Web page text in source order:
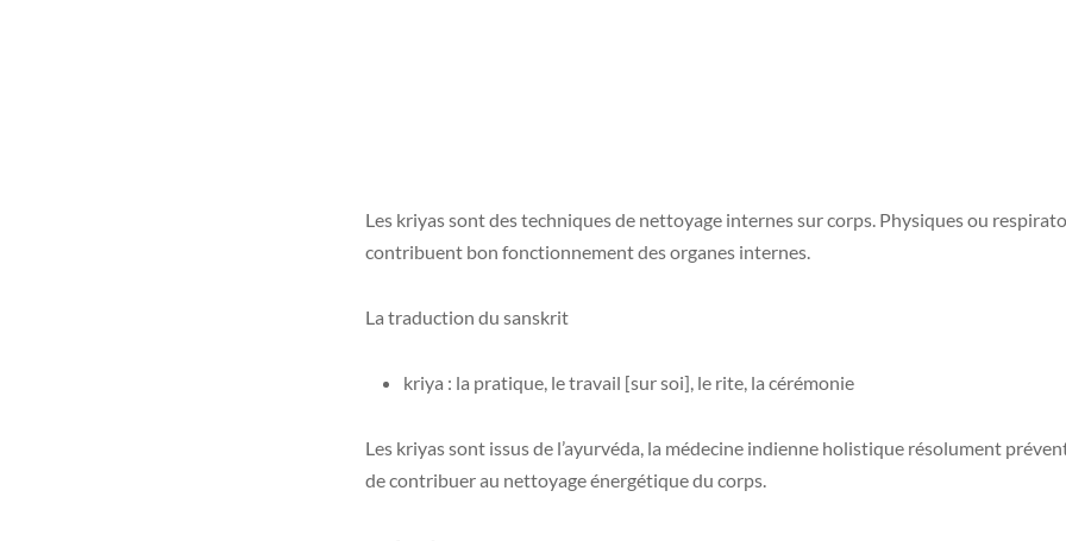
Les kriyas sont des techniques de nettoyage internes sur corps. Physiques ou
contribuent bon fonctionnement des organes internes.
La traduction du sanskrit
kriya : la pratique, le travail [sur soi], le rite, la cérémonie
Les kriyas sont issus de l’ayurvéda, la médecine indienne holistique résolument
de contribuer au nettoyage énergétique du corps.